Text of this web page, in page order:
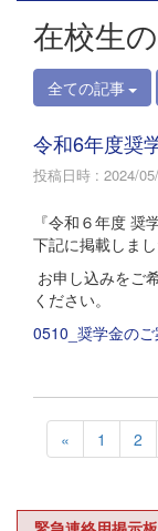
在校生
全ての記事
令和6年度奨
投稿日時 : 2024/
『令和６年度
下記に掲載しまし
お申し込みをご
ください。
0510_奨学金の
« 1 2